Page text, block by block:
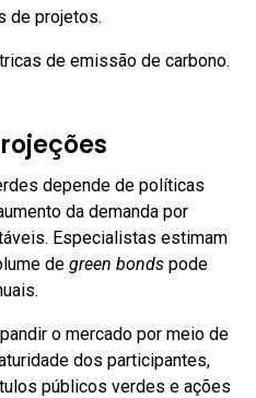
de projetos.
de emissão de carbono.
depende de políticas
da demanda por
Especialistas estimam
de green bonds pode
o mercado por meio de
dos participantes,
públicos verdes e ações